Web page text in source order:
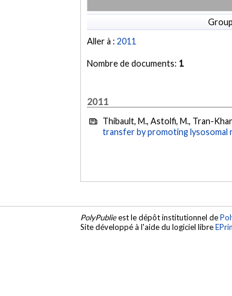
Aller à :2011
Nombre de documents: 1
2011
Thibault, M., Astolfi, M., Tran-
transfer by promoting lysosomal
PolyPublieest le dépôt institutionnel de
Site développé à l'aide du logiciel libre